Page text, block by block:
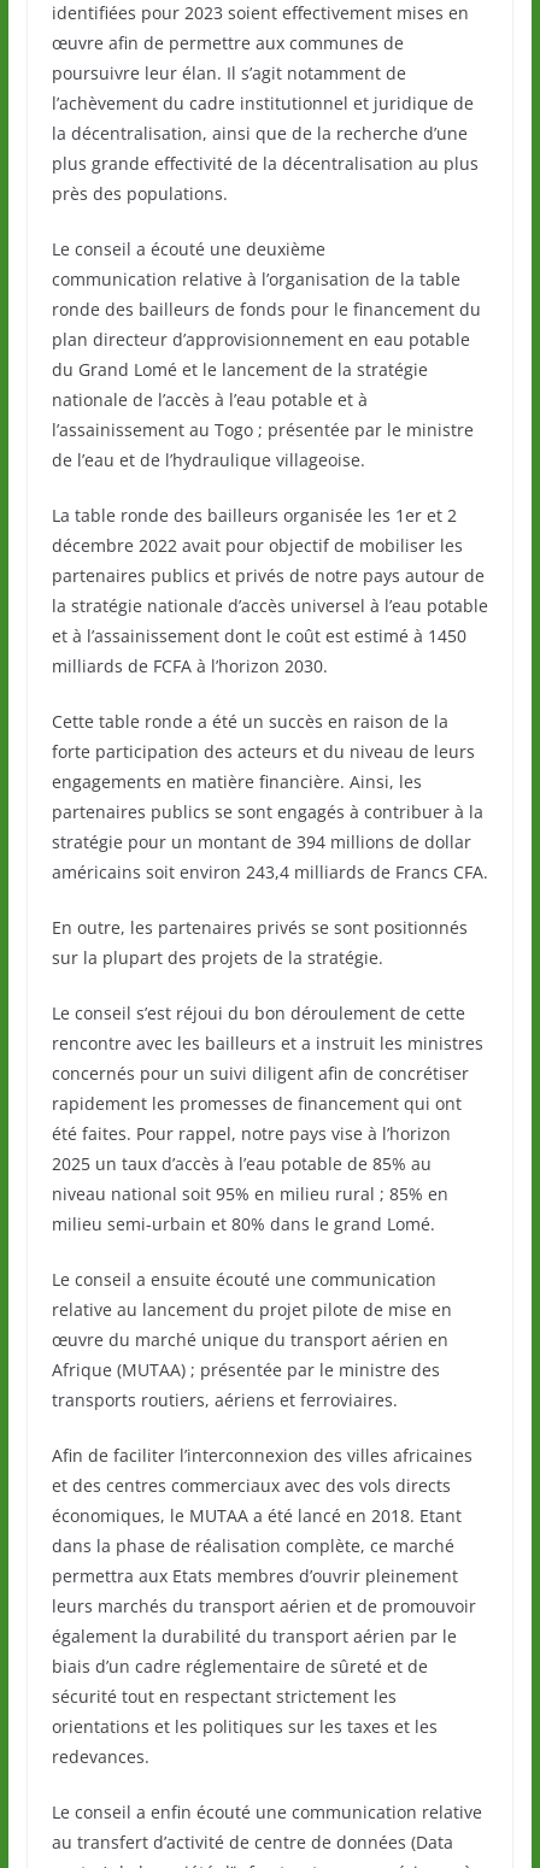
identifiées pour 2023 soient effectivement mises en
œuvre afin de permettre aux communes de
poursuivre leur élan. Il s’agit notamment de
l’achèvement du cadre institutionnel et juridique de
la décentralisation, ainsi que de la recherche d’une
plus grande effectivité de la décentralisation au plus
près des populations.
Le conseil a écouté une deuxième
communication relative à l’organisation de la table
ronde des bailleurs de fonds pour le financement du
plan directeur d’approvisionnement en eau potable
du Grand Lomé et le lancement de la stratégie
nationale de l’accès à l’eau potable et à
l’assainissement au Togo ; présentée par le ministre
de l’eau et de l’hydraulique villageoise.
La table ronde des bailleurs organisée les 1er et 2
décembre 2022 avait pour objectif de mobiliser les
partenaires publics et privés de notre pays autour de
la stratégie nationale d’accès universel à l’eau potable
et à l’assainissement dont le coût est estimé à 1450
milliards de FCFA à l’horizon 2030.
Cette table ronde a été un succès en raison de la
forte participation des acteurs et du niveau de leurs
engagements en matière financière. Ainsi, les
partenaires publics se sont engagés à contribuer à la
stratégie pour un montant de 394 millions de dollar
américains soit environ 243,4 milliards de Francs CFA.
En outre, les partenaires privés se sont positionnés
sur la plupart des projets de la stratégie.
Le conseil s’est réjoui du bon déroulement de cette
rencontre avec les bailleurs et a instruit les ministres
concernés pour un suivi diligent afin de concrétiser
rapidement les promesses de financement qui ont
été faites. Pour rappel, notre pays vise à l’horizon
2025 un taux d’accès à l’eau potable de 85% au
niveau national soit 95% en milieu rural ; 85% en
milieu semi-urbain et 80% dans le grand Lomé.
Le conseil a ensuite écouté une communication
relative au lancement du projet pilote de mise en
œuvre du marché unique du transport aérien en
Afrique (MUTAA) ; présentée par le ministre des
transports routiers, aériens et ferroviaires.
Afin de faciliter l’interconnexion des villes africaines
et des centres commerciaux avec des vols directs
économiques, le MUTAA a été lancé en 2018. Etant
dans la phase de réalisation complète, ce marché
permettra aux Etats membres d’ouvrir pleinement
leurs marchés du transport aérien et de promouvoir
également la durabilité du transport aérien par le
biais d’un cadre réglementaire de sûreté et de
sécurité tout en respectant strictement les
orientations et les politiques sur les taxes et les
redevances.
Le conseil a enfin écouté une communication relative
au transfert d’activité de centre de données (Data